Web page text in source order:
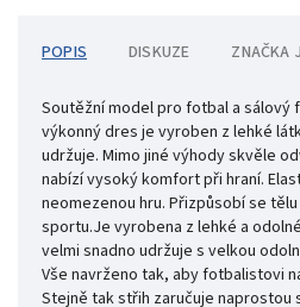
POPIS DISKUZE ZNAČKA
Soutěžní model pro fotbal a sálový
výkonný dres je vyroben z lehké
udržuje. Mimo jiné výhody skvěle
nabízí vysoký komfort při hraní.
neomezenou hru. Přizpůsobí se
sportu.Je vyrobena z lehké a
velmi snadno udržuje s velkou
Vše navrženo tak, aby fotbalistovi
Stejně tak střih zaručuje naprostou